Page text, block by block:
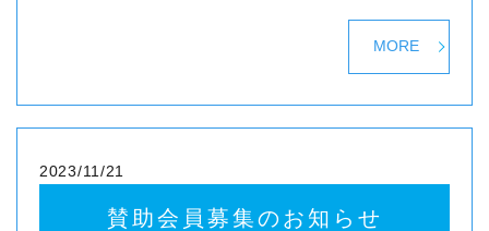
MORE
2023/11/21
賛助会員募集のお知らせ